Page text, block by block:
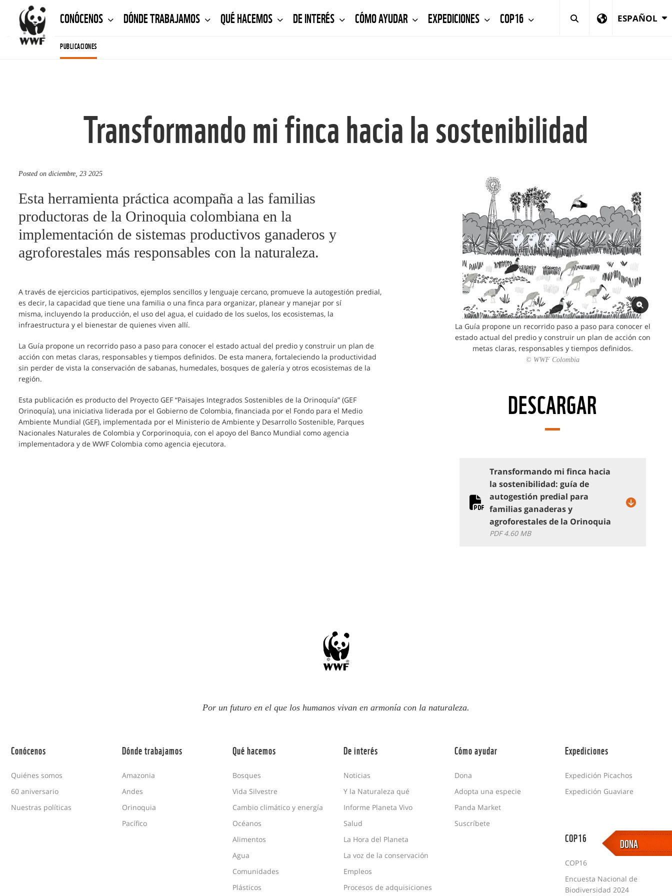
CONÓCENOS DÓNDE TRABAJAMOS QUÉ HACEMOS DE INTERÉS CÓMO AYUDAR EXPEDICIONES COP16 ESPAÑOL
PUBLICACIONES
Transformando mi finca hacia la sostenibilidad
Posted on diciembre, 23 2025
Esta herramienta práctica acompaña a las familias
productoras de la Orinoquia colombiana en la
implementación de sistemas productivos ganaderos y
agroforestales más responsables con la naturaleza.
A través de ejercicios participativos, ejemplos sencillos y lenguaje cercano, promueve la autogestión predial,
es decir, la capacidad que tiene una familia o una finca para organizar, planear y manejar por sí
misma, incluyendo la producción, el uso del agua, el cuidado de los suelos, los ecosistemas, la
infraestructura y el bienestar de quienes viven allí.
La Guía propone un recorrido paso a paso para conocer el estado actual del predio y construir un plan de
acción con metas claras, responsables y tiempos definidos. De esta manera, fortaleciendo la productividad
sin perder de vista la conservación de sabanas, humedales, bosques de galería y otros ecosistemas de la
región.
Esta publicación es producto del Proyecto GEF “Paisajes Integrados Sostenibles de la Orinoquía” (GEF
Orinoquía), una iniciativa liderada por el Gobierno de Colombia, financiada por el Fondo para el Medio
Ambiente Mundial (GEF), implementada por el Ministerio de Ambiente y Desarrollo Sostenible, Parques
Nacionales Naturales de Colombia y Corporinoquia, con el apoyo del Banco Mundial como agencia
implementadora y de WWF Colombia como agencia ejecutora.
La Guía propone un recorrido paso a paso para conocer el
estado actual del predio y construir un plan de acción con
metas claras, responsables y tiempos definidos.
© WWF Colombia
DESCARGAR
Transformando mi finca hacia
la sostenibilidad: guía de
autogestión predial para
familias ganaderas y
agroforestales de la Orinoquia
PDF 4.60 MB
Por un futuro en el que los humanos vivan en armonía con la naturaleza.
Conócenos
Quiénes somos
60 aniversario
Nuestras políticas
Dónde trabajamos
Amazonia
Andes
Orinoquia
Pacífico
Qué hacemos
Bosques
Vida Silvestre
Cambio climático y energía
Océanos
Alimentos
Agua
Comunidades
Plásticos
De interés
Noticias
Y la Naturaleza qué
Informe Planeta Vivo
Salud
La Hora del Planeta
La voz de la conservación
Empleos
Procesos de adquisiciones
Cómo ayudar
Dona
Adopta una especie
Panda Market
Suscríbete
Expediciones
Expedición Picachos
Expedición Guaviare
COP16
COP16
Encuesta Nacional de
Biodiversidad 2024
DONA